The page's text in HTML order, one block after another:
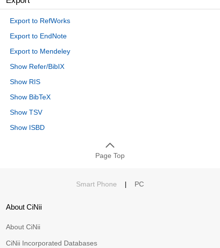
Export to RefWorks
Export to EndNote
Export to Mendeley
Show Refer/BibIX
Show RIS
Show BibTeX
Show TSV
Show ISBD
Page Top
Smart Phone | PC
About CiNii
About CiNii
CiNii Incorporated Databases